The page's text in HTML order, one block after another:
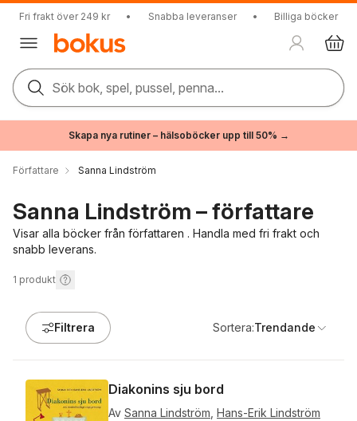
Fri frakt över 249 kr • Snabba leveranser • Billiga böcker
Sök bok, spel, pussel, penna...
Skapa nya rutiner – hälsoböcker upp till 50% →
Författare Sanna Lindström
Sanna Lindström – författare
Visar alla böcker från författaren . Handla med fri frakt och
snabb leverans.
1 produkt
Filtrera Sortera:Trendande
Diakonins sju bord
Av Sanna Lindström Hans-Erik Lindström